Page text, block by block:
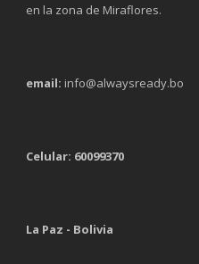
en la zona de Miraflores.
email: info@alwaysready.bo
Celular: 60099370
La Paz - Bolivia